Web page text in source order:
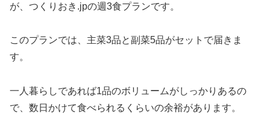
が、つくりおき.jpの週3食プランです。
このプランでは、主菜3品と副菜5品がセットで届きま
す。
一人暮らしであれば1品のボリュームがしっかりあるの
で、数日かけて食べられるくらいの余裕があります。